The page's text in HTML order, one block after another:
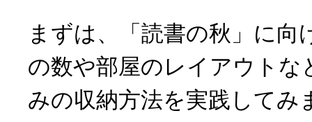
まずは、「読書の秋」に向
の数や部屋のレイアウトな
みの収納方法を実践してみ